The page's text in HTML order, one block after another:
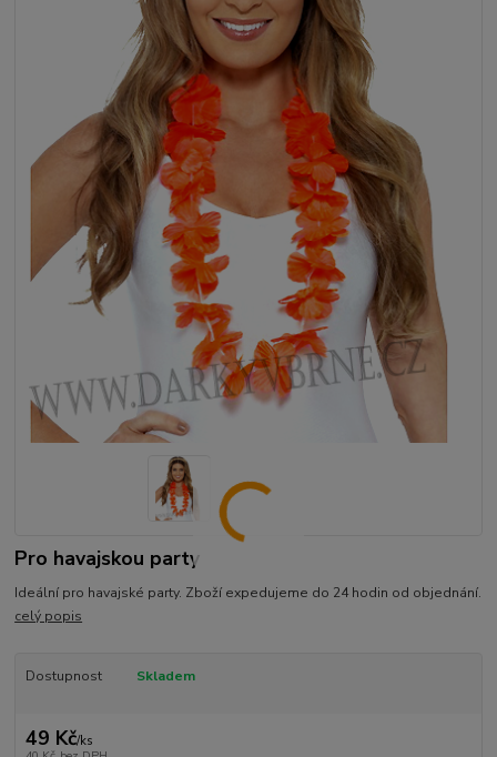
Pro havajskou party
Ideální pro havajské party. Zboží expedujeme do 24 hodin od objednání.
celý popis
Dostupnost Skladem
49 Kč/ks